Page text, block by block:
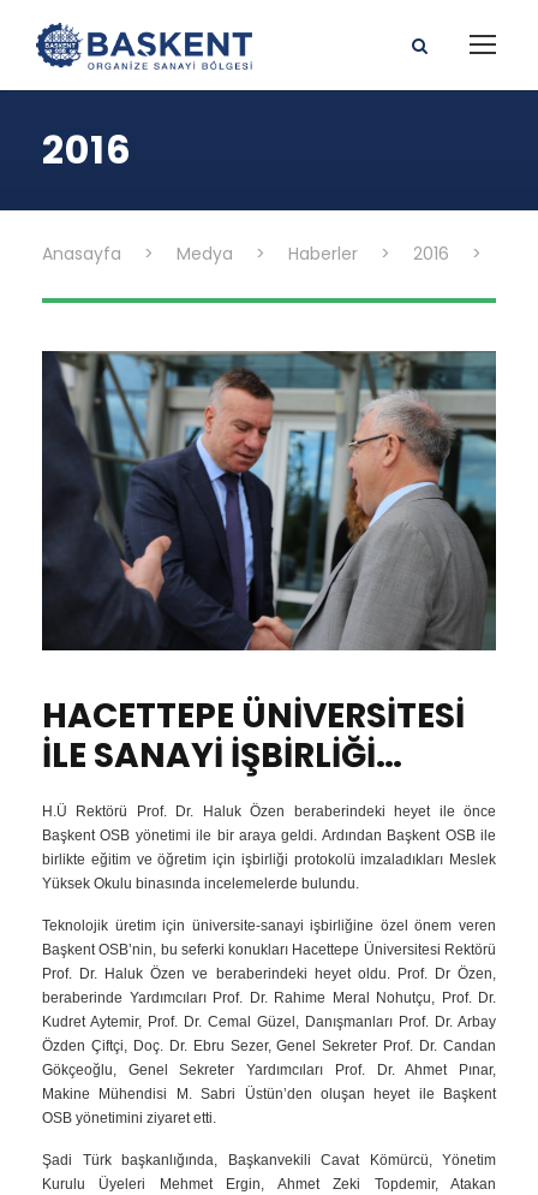
2016
Anasayfa > Medya > Haberler > 2016 >
HACETTEPE ÜNİVERSİTESİ
İLE SANAYİ İŞBİRLİĞİ…
H.Ü Rektörü Prof. Dr. Haluk Özen beraberindeki heyet ile önce
Başkent OSB yönetimi ile bir araya geldi. Ardından Başkent OSB ile
birlikte eğitim ve öğretim için işbirliği protokolü imzaladıkları Meslek
Yüksek Okulu binasında incelemelerde bulundu.
Teknolojik üretim için üniversite-sanayi işbirliğine özel önem veren
Başkent OSB’nin, bu seferki konukları Hacettepe Üniversitesi Rektörü
Prof. Dr. Haluk Özen ve beraberindeki heyet oldu. Prof. Dr Özen,
beraberinde Yardımcıları Prof. Dr. Rahime Meral Nohutçu, Prof. Dr.
Kudret Aytemir, Prof. Dr. Cemal Güzel, Danışmanları Prof. Dr. Arbay
Özden Çiftçi, Doç. Dr. Ebru Sezer, Genel Sekreter Prof. Dr. Candan
Gökçeoğlu,
Genel Sekreter Yardımcıları
Prof. Dr. Ahmet Pınar,
Makine
Mühendisi M. Sabri Üstün’den oluşan heyet ile Başkent
OSB yönetimini ziyaret etti.
Şadi Türk başkanlığında, Başkanvekili Cavat Kömürcü, Yönetim
Kurulu Üyeleri Mehmet Ergin, Ahmet Zeki Topdemir, Atakan